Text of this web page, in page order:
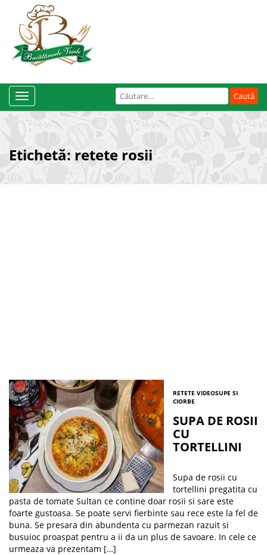
Caută
după:
Toggle
Navigation
Etichetă: retete rosii
RETETE VIDEOSUPE SI
CIORBE
SUPA DE ROSII
CU
TORTELLINI
Supa de rosii cu
tortellini pregatita cu
pasta de tomate Sultan ce contine doar rosii si sare este
foarte gustoasa. Se poate servi fierbinte sau rece este la fel de
buna. Se presara din abundenta cu parmezan razuit si
busuioc proaspat pentru a ii da un plus de savoare. In cele ce
urmeaza va prezentam […]